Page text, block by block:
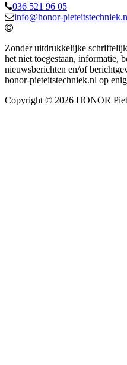
036 521 96 05
info@honor-
Zonder uitdrukkelijke
het niet toegestaan, informatie,
nieuwsberichten en/of
honor-pieteitstechniek.nl op
Copyright © 2026 HONOR